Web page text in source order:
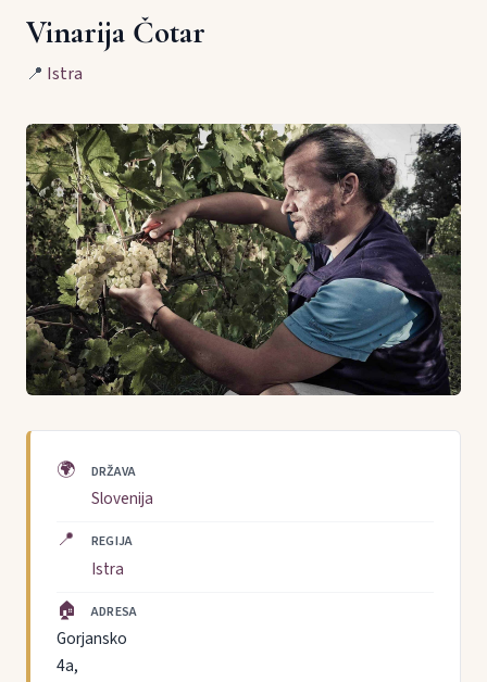
Vinarija Čotar
📍 Istra
🌍 DRŽAVA
Slovenija
📍 REGIJA
Istra
🏠 ADRESA
Gorjansko
4a,